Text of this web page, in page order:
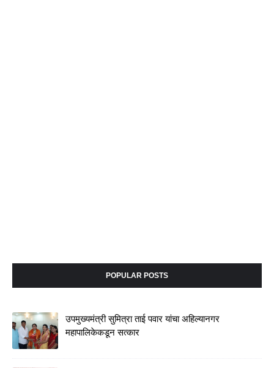
POPULAR POSTS
उपमुख्यमंत्री सुमित्रा ताई पवार यांचा अहिल्यानगर
महापालिकेकडून सत्कार